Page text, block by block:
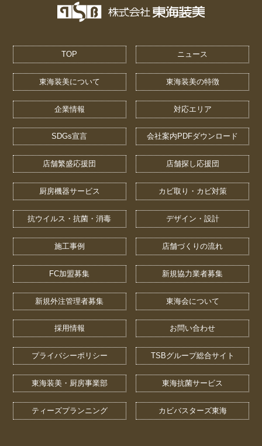
TOP ニュース
東海装美について 東海装美の特徴
企業情報 対応エリア
SDGs宣言 会社案内PDFダウンロード
店舗繁盛応援団 店舗探し応援団
厨房機器サービス カビ取り・カビ対策
抗ウイルス・抗菌・消毒 デザイン・設計
施工事例 店舗づくりの流れ
FC加盟募集 新規協力業者募集
新規外注管理者募集 東海会について
採用情報 お問い合わせ
プライバシーポリシー TSBグループ総合サイト
東海装美・厨房事業部 東海抗菌サービス
ティーズプランニング カビバスターズ東海